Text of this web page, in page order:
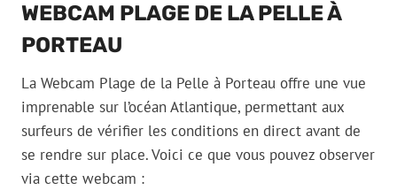
WEBCAM PLAGE DE LA PELLE À
PORTEAU
La Webcam Plage de la Pelle à Porteau offre une vue
imprenable sur l’océan Atlantique, permettant aux
surfeurs de vérifier les conditions en direct avant de
se rendre sur place. Voici ce que vous pouvez observer
via cette webcam :